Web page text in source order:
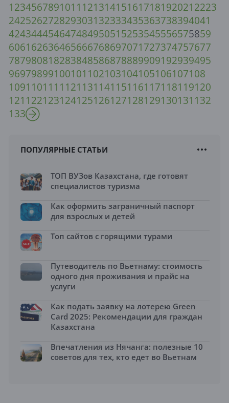
1234567891011 121314151617181920212223
242526272829303132333435363738394041
424344454647484950515253545556575859
606162636465666768697071727374757677
787980818283848586878889909192939495
96979899100101 102103104105106107108
109110111 112113114115116117118119120
121 122123124125126127128129130131 132
133
ПОПУЛЯРНЫЕ СТАТЬИ
ТОП ВУЗов Казахстана, где готовят
специалистов туризма
Как оформить заграничный паспорт
для взрослых и детей
Топ сайтов с горящими турами
Путеводитель по Вьетнаму: стоимость
одного дня проживания и прайс на
услуги
Как подать заявку на лотерею Green
Card 2025: Рекомендации для граждан
Казахстана
Впечатления из Нячанга: полезные 10
советов для тех, кто едет во Вьетнам